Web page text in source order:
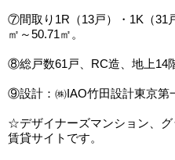
⑦間取り1R（13戸）・1K（31
㎡～50.71㎡。
⑧総戸数61戸、RC造、地上14
⑨設計：㈱IAO竹田設計東京第
☆デザイナーズマンション、
賃貸サイトです。